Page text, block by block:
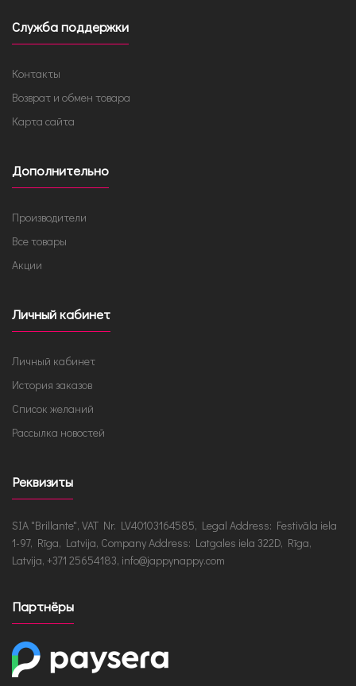
Служба поддержки
Контакты
Возврат и обмен товара
Карта сайта
Дополнительно
Производители
Все товары
Акции
Личный кабинет
Личный кабинет
История заказов
Список желаний
Рассылка новостей
Реквизиты
SIA "Brillante", VAT Nr. LV40103164585, Legal Address: Festivāla iela
1-97, Rīga, Latvija, Company Address: Latgales iela 322D, Rīga,
Latvija, +371 25654183, info@jappynappy.com
Партнёры